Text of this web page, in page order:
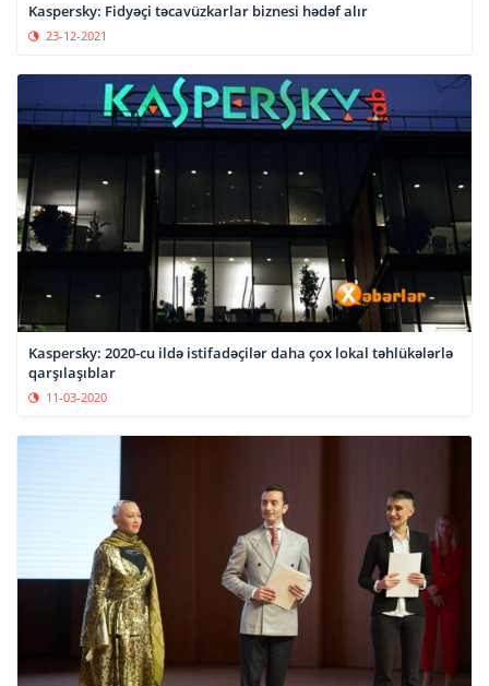
Kaspersky: Fidyəçi təcavüzkarlar biznesi hədəf alır
23-12-2021
Kaspersky: 2020-cu ildə istifadəçilər daha çox lokal təhlükələrlə
qarşılaşıblar
11-03-2020